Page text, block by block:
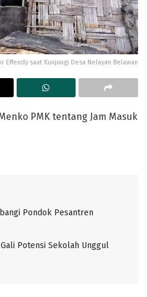
Effendy saat Kunjungi Desa Nelayan Belawan
PMK tentang Jam Masuk
Pondok Pesantren
Potensi Sekolah Unggul